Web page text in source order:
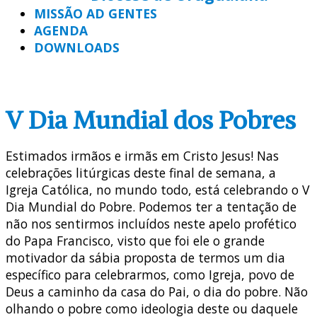
MISSÃO AD GENTES
AGENDA
DOWNLOADS
V Dia Mundial dos Pobres
Estimados irmãos e irmãs em Cristo Jesus! Nas
celebrações litúrgicas deste final de semana, a
Igreja Católica, no mundo todo, está celebrando o V
Dia Mundial do Pobre. Podemos ter a tentação de
não nos sentirmos incluídos neste apelo profético
do Papa Francisco, visto que foi ele o grande
motivador da sábia proposta de termos um dia
específico para celebrarmos, como Igreja, povo de
Deus a caminho da casa do Pai, o dia do pobre. Não
olhando o pobre como ideologia deste ou daquele